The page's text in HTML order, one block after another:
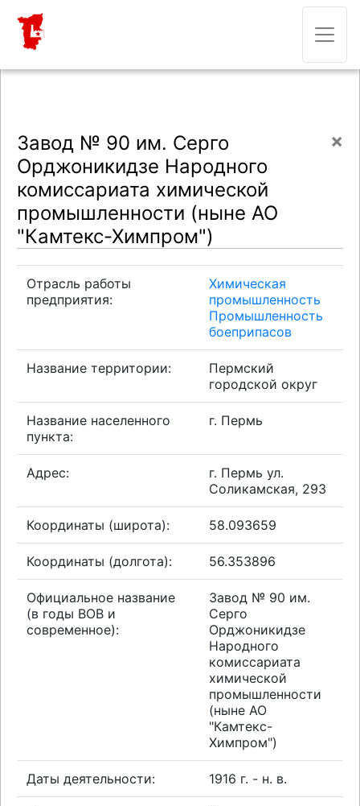
×
Завод № 90 им. Серго
Орджоникидзе Народного
комиссариата химической
промышленности (ныне АО
"Камтекс-Химпром")
Отрасль работы
предприятия:
Химическая
промышленность
Промышленность
боеприпасов
Название территории:
Пермский
городской округ
Название населенного
пункта:
г. Пермь
Адрес:
г. Пермь ул.
Соликамская, 293
Координаты (широта): 58.093659
Координаты (долгота): 56.353896
Официальное название
(в годы ВОВ и
современное):
Завод № 90 им.
Серго
Орджоникидзе
Народного
комиссариата
химической
промышленности
(ныне АО
"Камтекс-
Химпром")
Даты деятельности: 1916 г. - н. в.